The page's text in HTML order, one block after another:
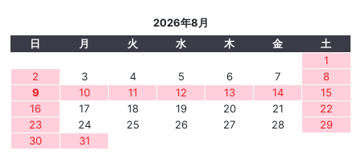
2026年8月
日
月 火 水 木 金
土
1
2
3 4 5 6 7
8
9
10 11 12 13 14
15
16
17 18 19 20 21
22
23
24 25 26 27 28
29
30
31